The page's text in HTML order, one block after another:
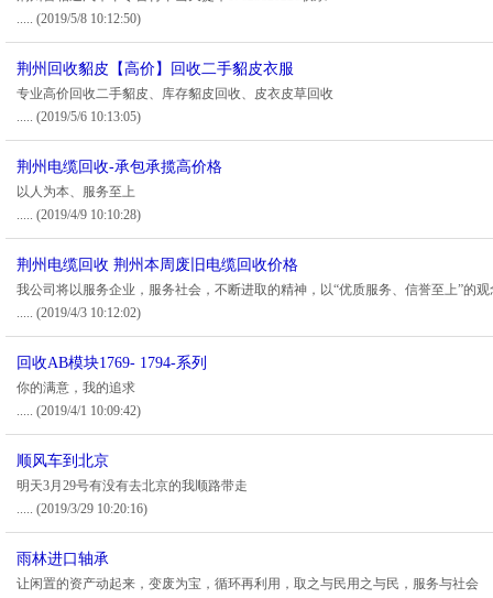
..... (2019/5/8 10:12:50)
荆州回收貂皮【高价】回收二手貂皮衣服
专业高价回收二手貂皮、库存貂皮回收、皮衣皮草回收
..... (2019/5/6 10:13:05)
荆州电缆回收-承包承揽高价格
以人为本、服务至上
..... (2019/4/9 10:10:28)
荆州电缆回收 荆州本周废旧电缆回收价格
我公司将以服务企业，服务社会，不断进取的精神，以“优质服务、信誉至上”的观
..... (2019/4/3 10:12:02)
回收AB模块1769- 1794-系列
你的满意，我的追求
..... (2019/4/1 10:09:42)
顺风车到北京
明天3月29号有没有去北京的我顺路带走
..... (2019/3/29 10:20:16)
雨林进口轴承
让闲置的资产动起来，变废为宝，循环再利用，取之与民用之与民，服务与社会